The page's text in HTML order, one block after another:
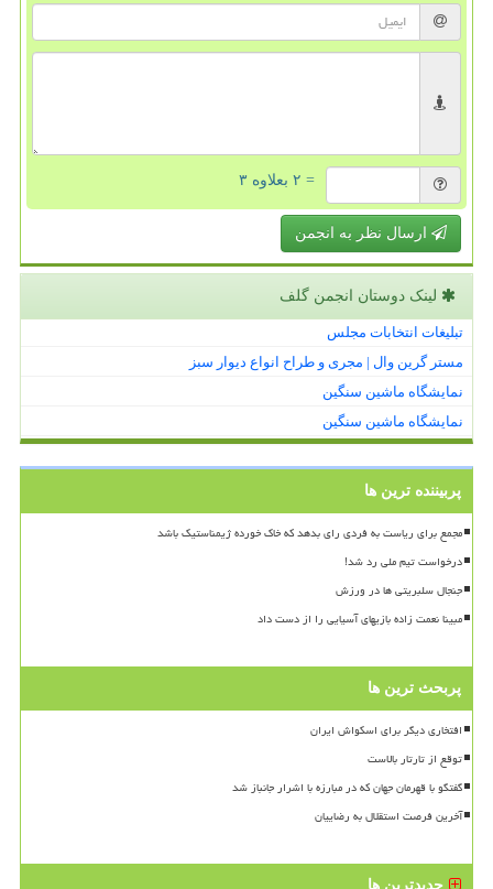
= ۲ بعلاوه ۳
ارسال نظر به انجمن
لینک دوستان انجمن گلف
تبلیغات انتخابات مجلس
مستر گرین وال | مجری و طراح انواع دیوار سبز
نمایشگاه ماشین سنگین
نمایشگاه ماشین سنگین
پربیننده ترین ها
مجمع برای ریاست به فردی رای بدهد که خاک خورده ژیمناستیک باشد
درخواست تیم ملی رد شد!
جنجال سلبریتی ها در ورزش
مبینا نعمت زاده بازیهای آسیایی را از دست داد
پربحث ترین ها
افتخاری دیگر برای اسکواش ایران
توقع از تارتار بالاست
گفتگو با قهرمان جهان که در مبارزه با اشرار جانباز شد
آخرین فرصت استقلال به رضاییان
جدیدترین ها